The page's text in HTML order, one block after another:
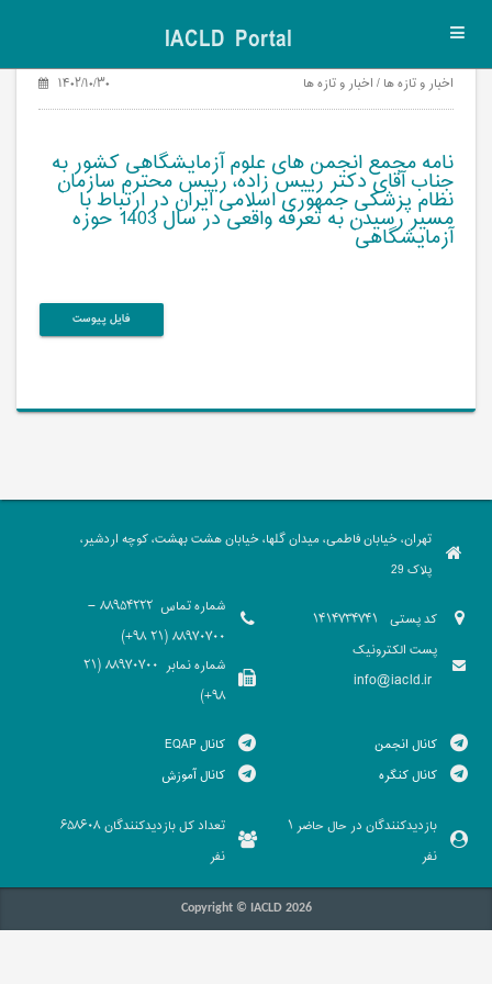
IACLD Portal
اخبار و تازه ها / اخبار و تازه ها ۱۴۰۲/۱۰/۳۰
نامه مجمع انجمن های علوم آزمایشگاهی کشور به
جناب آقای دکتر رییس زاده، رییس محترم سازمان
نظام پزشکی جمهوری اسلامی ایران در ارتباط با
مسیر رسیدن به تعرفه واقعی در سال 1403 حوزه
آزمایشگاهی
فایل پیوست
تهران، خیابان فاطمی، میدان گلها، خیابان هشت بهشت، کوچه اردشیر،
پلاک 29
کد پستی
پست الکترونیک
info@iacld.ir
شماره تماس
88954222 -
88970700 (21 98+)
شماره نمابر
88970700 (21
98+)
کانال انجمن
کانال کنگره
کانال EQAP
کانال آموزش
بازدیدکنندگان در حال حاضر 1
نفر
تعداد کل بازدیدکنندگان 658608
نفر
Copyright © IACLD 2026